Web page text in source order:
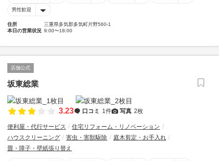
男性歓迎
住所
三重県多気郡多気町片野560-1
本日の営業状況 9:00〜18:00
店舗公式
坂東総業
3.23 口コミ 1件 写真 2枚
便利屋・代行サービス
住宅リフォーム・リノベーション
ハウスクリーニング
害虫・害獣駆除
庭木剪定・お手入れ
畳・障子・壁紙張り替え